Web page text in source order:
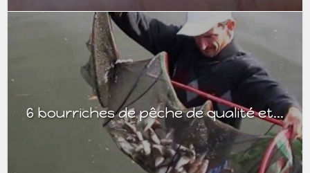
6 bourriches de pêche de qualité et...